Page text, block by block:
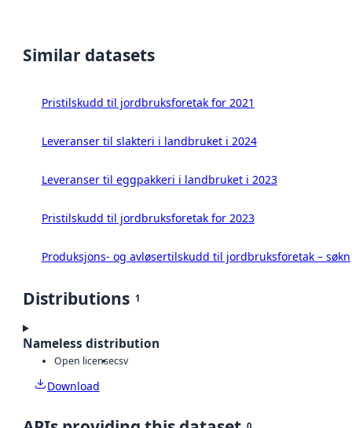
Similar datasets
Pristilskudd til jordbruksforetak for 2021
Leveranser til slakteri i landbruket i 2024
Leveranser til eggpakkeri i landbruket i 2023
Pristilskudd til jordbruksforetak for 2023
Produksjons- og avløsertilskudd til jordbruksforetak –
Distributions 1
Nameless distribution
Open licensecsv
Download